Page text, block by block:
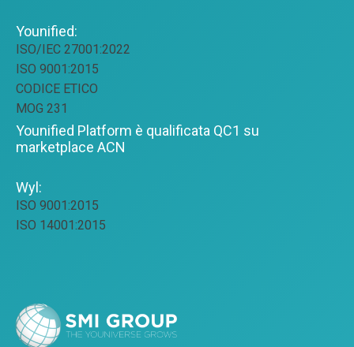
Younified:
ISO/IEC 27001:2022
ISO 9001:2015
CODICE ETICO
MOG 231
Younified Platform è qualificata QC1 su
marketplace ACN
Wyl:
ISO 9001:2015
ISO 14001:2015